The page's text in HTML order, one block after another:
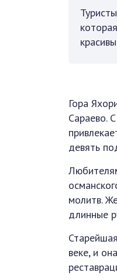
Гора
Сараево.
девять
молитв.
длинные
веке, и